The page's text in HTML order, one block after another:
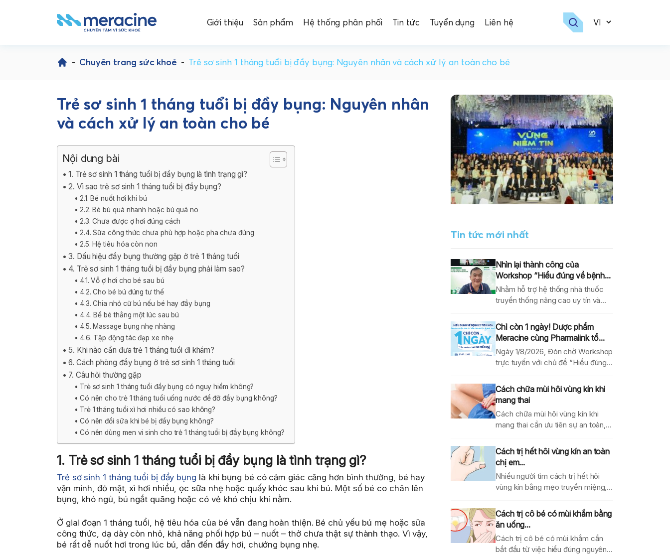
Giới thiệu Sản phẩm Hệ thống phân phối Tin tức Tuyển dụng Liên hệ
- Chuyên trang sức khoẻ - Trẻ sơ sinh 1 tháng tuổi bị đầy bụng: Nguyên nhân và cách xử lý an toàn cho bé
Trẻ sơ sinh 1 tháng tuổi bị đầy bụng: Nguyên nhân
và cách xử lý an toàn cho bé
Nội dung bài
1. Trẻ sơ sinh 1 tháng tuổi bị đầy bụng là tình trạng gì?
2. Vì sao trẻ sơ sinh 1 tháng tuổi bị đầy bụng?
2.1. Bé nuốt hơi khi bú
2.2. Bé bú quá nhanh hoặc bú quá no
2.3. Chưa được ợ hơi đúng cách
2.4. Sữa công thức chưa phù hợp hoặc pha chưa đúng
2.5. Hệ tiêu hóa còn non
3. Dấu hiệu đầy bụng thường gặp ở trẻ 1 tháng tuổi
4. Trẻ sơ sinh 1 tháng tuổi bị đầy bụng phải làm sao?
4.1. Vỗ ợ hơi cho bé sau bú
4.2. Cho bé bú đúng tư thế
4.3. Chia nhỏ cữ bú nếu bé hay đầy bụng
4.4. Bế bé thẳng một lúc sau bú
4.5. Massage bụng nhẹ nhàng
4.6. Tập động tác đạp xe nhẹ
5. Khi nào cần đưa trẻ 1 tháng tuổi đi khám?
6. Cách phòng đầy bụng ở trẻ sơ sinh 1 tháng tuổi
7. Câu hỏi thường gặp
Trẻ sơ sinh 1 tháng tuổi đầy bụng có nguy hiểm không?
Có nên cho trẻ 1 tháng tuổi uống nước để đỡ đầy bụng không?
Trẻ 1 tháng tuổi xì hơi nhiều có sao không?
Có nên đổi sữa khi bé bị đầy bụng không?
Có nên dùng men vi sinh cho trẻ 1 tháng tuổi bị đầy bụng không?
1. Trẻ sơ sinh 1 tháng tuổi bị đầy bụng là tình trạng gì?
Trẻ sơ sinh 1 tháng tuổi bị đầy bụng là khi bụng bé có cảm giác căng hơn bình thường, bé hay
vặn mình, đỏ mặt, xì hơi nhiều, ọc sữa nhẹ hoặc quấy khóc sau khi bú. Một số bé co chân lên
bụng, khó ngủ, bú ngắt quãng hoặc có vẻ khó chịu khi nằm.
Ở giai đoạn 1 tháng tuổi, hệ tiêu hóa của bé vẫn đang hoàn thiện. Bé chủ yếu bú mẹ hoặc sữa
công thức, dạ dày còn nhỏ, khả năng phối hợp bú – nuốt – thở chưa thật sự thành thạo. Vì vậy,
bé rất dễ nuốt hơi trong lúc bú, dẫn đến đầy hơi, chướng bụng nhẹ.
Tin tức mới nhất
Nhìn lại thành công của
Workshop “Hiểu đúng về bệnh...
Nhằm hỗ trợ hệ thống nhà thuốc
truyền thống nâng cao uy tín và
Chỉ còn 1 ngày! Dược phẩm
Meracine cùng Pharmalink tổ...
Ngày 1/8/2026, Đón chờ Workshop
trực tuyến với chủ đề “Hiểu đúng
Cách chữa mùi hôi vùng kín khi
mang thai
Cách chữa mùi hôi vùng kín khi
mang thai cần ưu tiên sự an toàn,...
Cách trị hết hôi vùng kín an toàn
chị em...
Nhiều người tìm cách trị hết hôi
vùng kín bằng mẹo truyền miệng,
Cách trị cô bé có mùi khắm bằng
ăn uống...
Cách trị cô bé có mùi khắm cần
bắt đầu từ việc hiểu đúng nguyên...